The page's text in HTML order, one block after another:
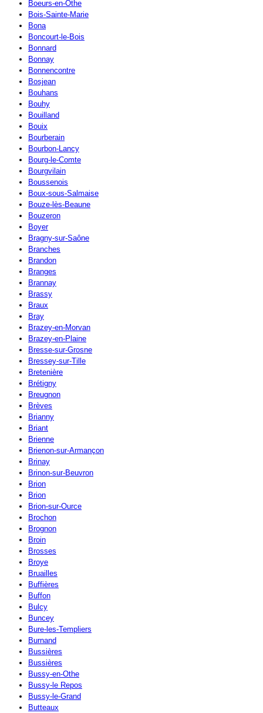
Boeurs-en-Othe
Bois-Sainte-Marie
Bona
Boncourt-le-Bois
Bonnard
Bonnay
Bonnencontre
Bosjean
Bouhans
Bouhy
Bouilland
Bouix
Bourberain
Bourbon-Lancy
Bourg-le-Comte
Bourgvilain
Boussenois
Boux-sous-Salmaise
Bouze-lès-Beaune
Bouzeron
Boyer
Bragny-sur-Saône
Branches
Brandon
Branges
Brannay
Brassy
Braux
Bray
Brazey-en-Morvan
Brazey-en-Plaine
Bresse-sur-Grosne
Bressey-sur-Tille
Bretenière
Brétigny
Breugnon
Brèves
Brianny
Briant
Brienne
Brienon-sur-Armançon
Brinay
Brinon-sur-Beuvron
Brion
Brion
Brion-sur-Ource
Brochon
Brognon
Broin
Brosses
Broye
Bruailles
Buffières
Buffon
Bulcy
Buncey
Bure-les-Templiers
Burnand
Bussières
Bussières
Bussy-en-Othe
Bussy-le Repos
Bussy-le-Grand
Butteaux